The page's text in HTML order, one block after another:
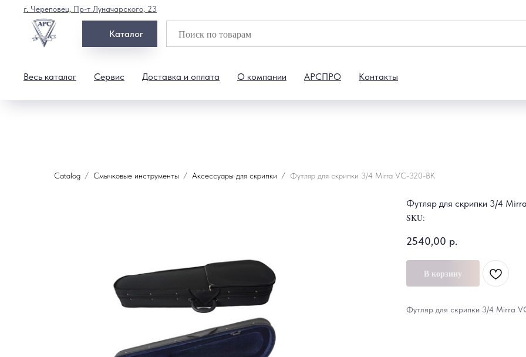
Каталог
Весь каталог Сервис Доставка и оплата О компании АРСПРО Контакты
г. Череповец, Пр-т Луначарского, 23
Catalog Смычковые инструменты Аксессуары для скрипки Футляр для скрипки 3/4 Mirra VC-320-BK
Футляр для скрипки 3/4
SKU:
2540,00 р.
В корзину
Футляр для скрипки 3/4 Mirra